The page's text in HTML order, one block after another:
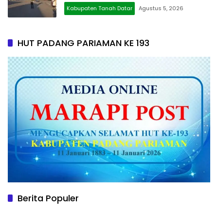
Kabupaten Tanah Datar Agustus 5, 2026
HUT PADANG PARIAMAN KE 193
Berita Populer